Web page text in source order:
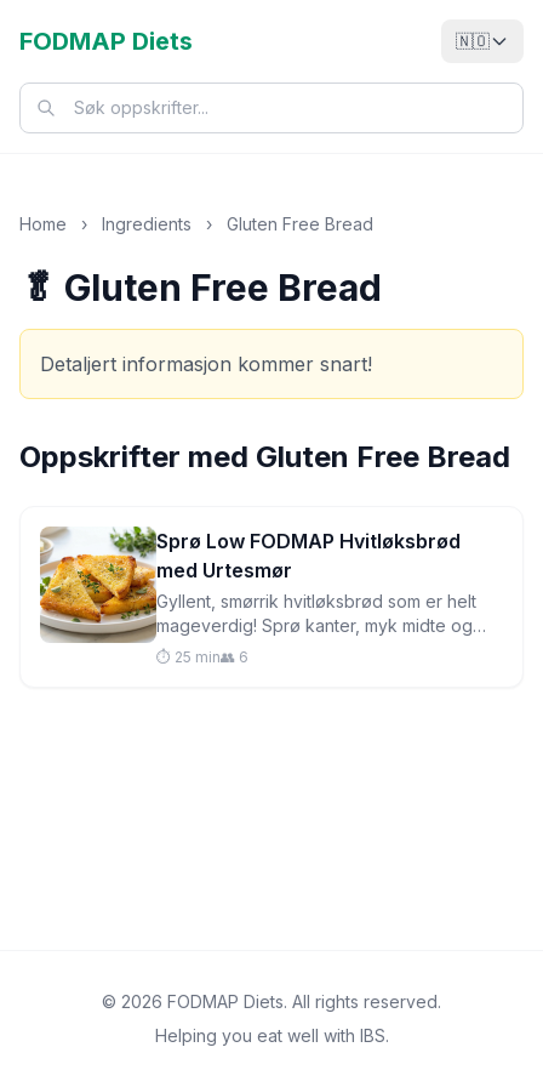
FODMAP Diets 🇳🇴
Home › Ingredients › Gluten Free Bread
🥬 Gluten Free Bread
Detaljert informasjon kommer snart!
Oppskrifter med Gluten Free Bread
Sprø Low FODMAP Hvitløksbrød
med Urtesmør
Gyllent, smørrik hvitløksbrød som er helt
mageverdig! Sprø kanter, myk midte og
fullt av smak—det perfekte tilbehøret til
⏱️ 25 min👥 6
© 2026 FODMAP Diets. All rights reserved.
Helping you eat well with IBS.